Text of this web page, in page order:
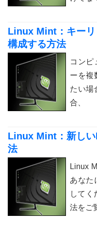
Linux Mint：キーリ
構成する方法
コンピ
ーを複
たい場
合、
Linux Mint：新し
法
Linux
あなた
してく
法をご